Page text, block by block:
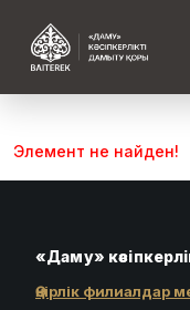
Элемент не найден!
«Даму»
Өңірлік филиалдар